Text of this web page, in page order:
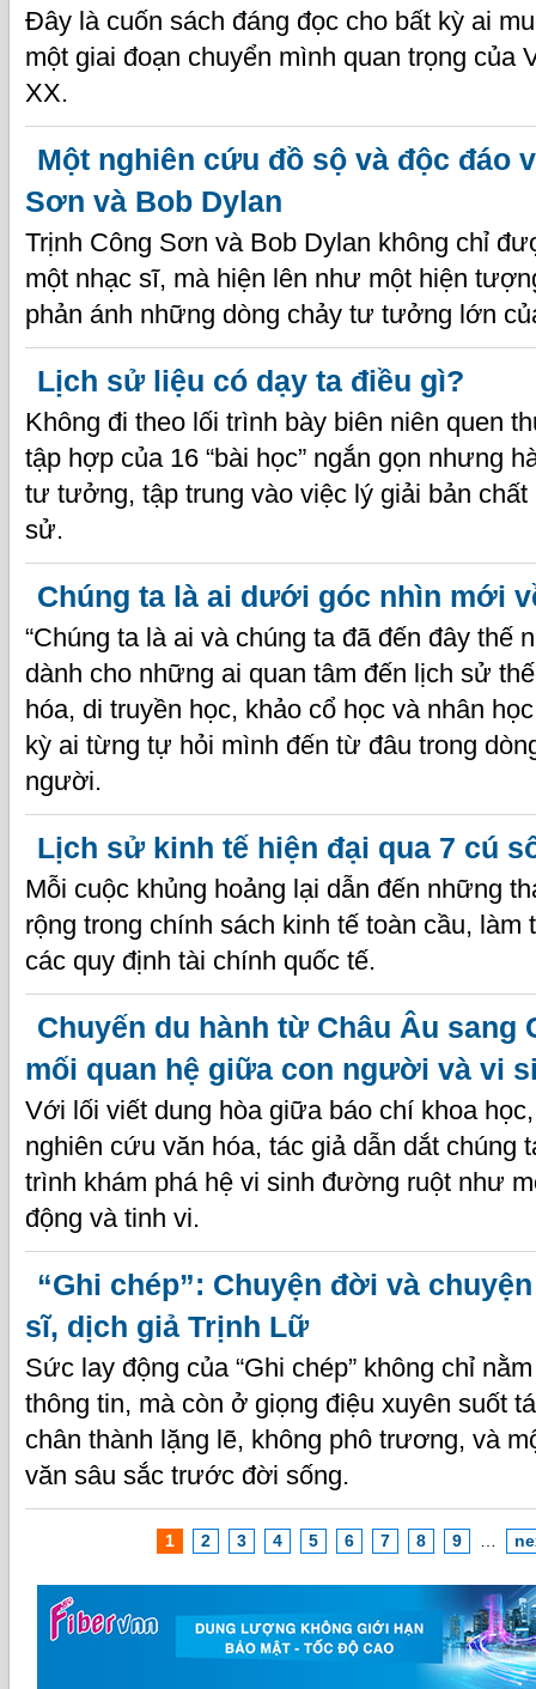
Đây là cuốn sách đáng đọc cho bất kỳ ai
một giai đoạn chuyển mình quan trọng của
XX.
Một nghiên cứu đồ sộ và độc đáo
Sơn và Bob Dylan
Trịnh Công Sơn và Bob Dylan không chỉ
một nhạc sĩ, mà hiện lên như một hiện
phản ánh những dòng chảy tư tưởng lớn
Lịch sử liệu có dạy ta điều gì?
Không đi theo lối trình bày biên niên quen
tập hợp của 16 “bài học” ngắn gọn nhưng
tư tưởng, tập trung vào việc lý giải bản chất
sử.
Chúng ta là ai dưới góc nhìn mới
“Chúng ta là ai và chúng ta đã đến đây thế
dành cho những ai quan tâm đến lịch sử
hóa, di truyền học, khảo cổ học và nhân
kỳ ai từng tự hỏi mình đến từ đâu trong
người.
Lịch sử kinh tế hiện đại qua 7 cú
Mỗi cuộc khủng hoảng lại dẫn đến những
rộng trong chính sách kinh tế toàn cầu, làm
các quy định tài chính quốc tế.
Chuyến du hành từ Châu Âu sang
mối quan hệ giữa con người và vi
Với lối viết dung hòa giữa báo chí khoa
nghiên cứu văn hóa, tác giả dẫn dắt chúng
trình khám phá hệ vi sinh đường ruột như
động và tinh vi.
“Ghi chép”: Chuyện đời và
sĩ, dịch giả Trịnh Lữ
Sức lay động của “Ghi chép” không chỉ
thông tin, mà còn ở giọng điệu xuyên suốt
chân thành lặng lẽ, không phô trương, và
văn sâu sắc trước đời sống.
1 2 3 4 5 6 7 8 9